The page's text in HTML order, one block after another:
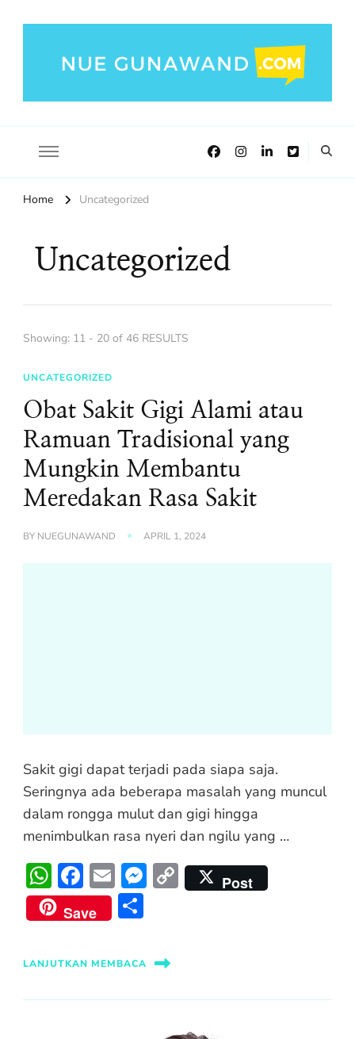
Home Uncategorized
Uncategorized
Showing: 11 - 20 of 46 RESULTS
UNCATEGORIZED
Obat Sakit Gigi Alami atau
Ramuan Tradisional yang
Mungkin Membantu
Meredakan Rasa Sakit
BY NUEGUNAWAND APRIL 1, 2024
Sakit gigi dapat terjadi pada siapa saja.
Seringnya ada beberapa masalah yang muncul
dalam rongga mulut dan gigi hingga
menimbulkan rasa nyeri dan ngilu yang …
WhatsApp
Facebook
EmailMessenger
Copy
Link
Post
Save
LANJUTKAN MEMBACA